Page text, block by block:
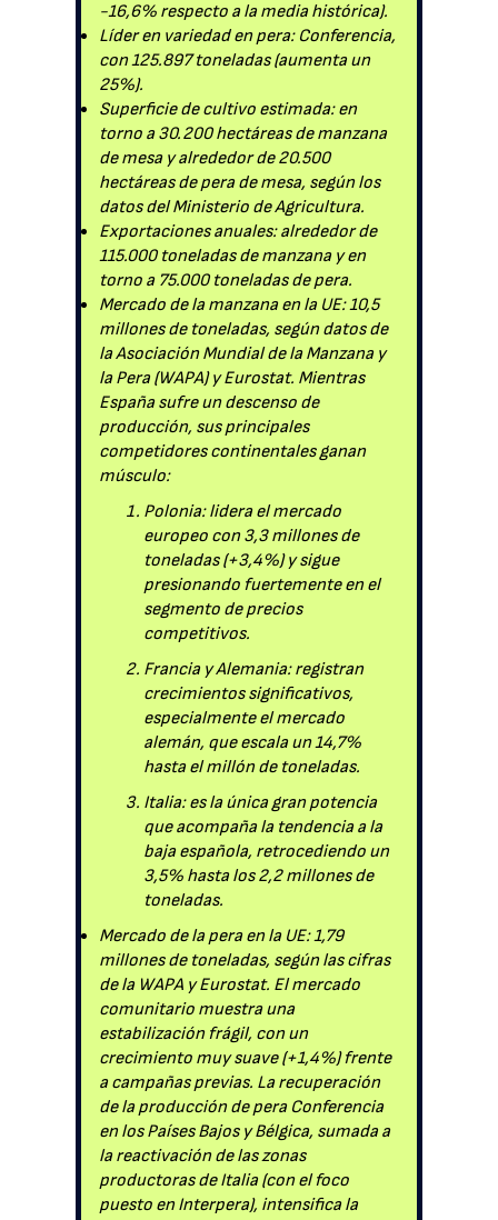
-16,6% respecto a la media histórica).
Líder en variedad en pera: Conferencia,
con 125.897 toneladas (aumenta un
25%).
Superficie de cultivo estimada: en
torno a 30.200 hectáreas de manzana
de mesa y alrededor de 20.500
hectáreas de pera de mesa, según los
datos del Ministerio de Agricultura.
Exportaciones anuales: alrededor de
115.000 toneladas de manzana y en
torno a 75.000 toneladas de pera.
Mercado de la manzana en la UE: 10,5
millones de toneladas, según datos de
la Asociación Mundial de la Manzana y
la Pera (WAPA) y Eurostat. Mientras
España sufre un descenso de
producción, sus principales
competidores continentales ganan
músculo:
Polonia: lidera el mercado
europeo con 3,3 millones de
toneladas (+3,4%) y sigue
presionando fuertemente en el
segmento de precios
competitivos.
Francia y Alemania: registran
crecimientos significativos,
especialmente el mercado
alemán, que escala un 14,7%
hasta el millón de toneladas.
Italia: es la única gran potencia
que acompaña la tendencia a la
baja española, retrocediendo un
3,5% hasta los 2,2 millones de
toneladas.
Mercado de la pera en la UE: 1,79
millones de toneladas, según las cifras
de la WAPA y Eurostat. El mercado
comunitario muestra una
estabilización frágil, con un
crecimiento muy suave (+1,4%) frente
a campañas previas. La recuperación
de la producción de pera Conferencia
en los Países Bajos y Bélgica, sumada a
la reactivación de las zonas
productoras de Italia (con el foco
puesto en Interpera), intensifica la